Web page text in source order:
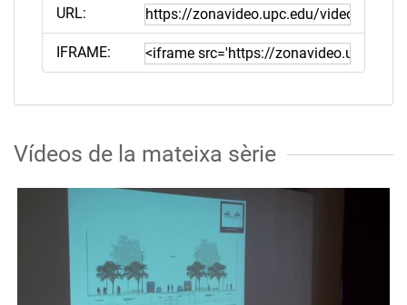
URL:
IFRAME:
Vídeos de la mateixa sèrie